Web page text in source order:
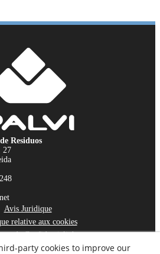
Residuos
27
Avis Juridique
relative aux cookies
de Confidentialité
d'Éthique
party cookies to improve our